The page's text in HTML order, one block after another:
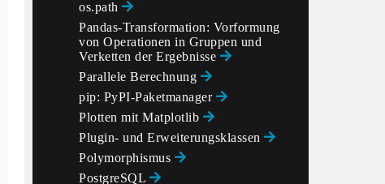
os.path
Pandas-Transformation: Vorformung
von Operationen in Gruppen und
Verketten der Ergebnisse
Parallele Berechnung
pip: PyPI-Paketmanager
Plotten mit Matplotlib
Plugin- und Erweiterungsklassen
Polymorphismus
PostgreSQL